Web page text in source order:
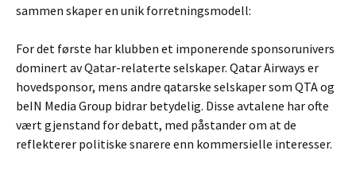
sammen skaper en unik forretningsmodell:
For det første har klubben et imponerende sponsorunivers
dominert av Qatar-relaterte selskaper. Qatar Airways er
hovedsponsor, mens andre qatarske selskaper som QTA og
beIN Media Group bidrar betydelig. Disse avtalene har ofte
vært gjenstand for debatt, med påstander om at de
reflekterer politiske snarere enn kommersielle interesser.